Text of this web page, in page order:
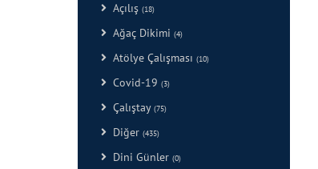
Açılış (18)
Ağaç Dikimi (4)
Atölye Çalışması (10)
Covid-19 (3)
Çalıştay (75)
Diğer (435)
Dini Günler (0)